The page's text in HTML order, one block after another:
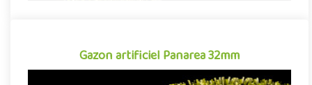
Gazon artificiel Panarea 32mm